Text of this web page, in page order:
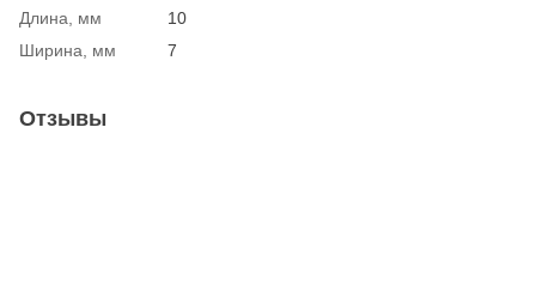
Длина, мм
10
Ширина, мм
7
Отзывы